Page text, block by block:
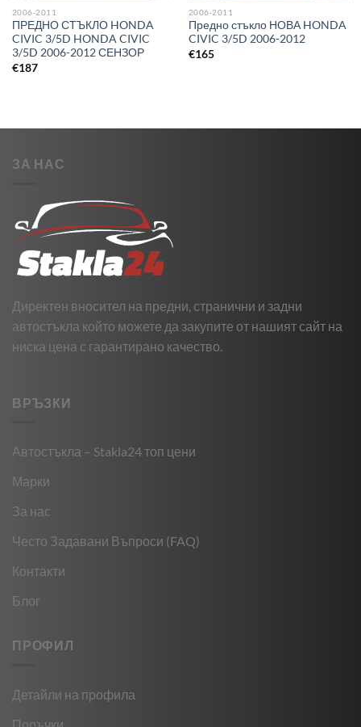
2006-2011
ПРЕДНО СТЪКЛО HONDA
CIVIC 3/5D HONDA CIVIC
3/5D 2006-2012 СЕНЗОР
€187
2006-2011
Предно стъкло НОВА HONDA
CIVIC 3/5D 2006-2012
€165
ЗА НАС
Директен вносител на предни, странични и задни
автостъкла който можете да закупите от нашият сайт на
ниска цена с гарантирано качество.
ВРЪЗКИ
Автостъкла – Stakla24 топ цени
Марки
За нас
Често Задавани Въпроси (FAQ)
Контакти
Блог
ПРОФИЛ
Детайли на профила
Поръчки